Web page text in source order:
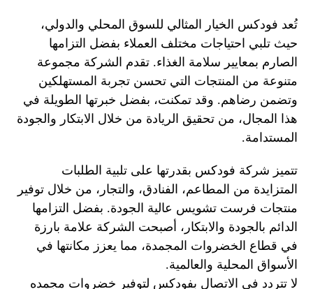
تُعد فودكس الخيار المثالي للسوق المحلي والدولي،
حيث تلبي احتياجات مختلف العملاء بفضل التزامها
الصارم بمعايير سلامة الغذاء. تقدم الشركة مجموعة
متنوعة من المنتجات التي تحسن تجربة المستهلكين
وتضمن رضاهم. وقد تمكنت، بفضل خبرتها الطويلة في
هذا المجال، من تحقيق الريادة من خلال الابتكار والجودة
المستدامة.
تتميز شركة فودكس بقدرتها على تلبية الطلبات
المتزايدة من المطاعم، الفنادق، والتجار، من خلال توفير
منتجات فرست تشويس عالية الجودة. بفضل التزامها
الدائم بالجودة والابتكار، أصبحت الشركة علامة بارزة
في قطاع الخضروات المجمدة، مما يعزز مكانتها في
الأسواق المحلية والعالمية.
لا تتردد في الاتصال بفودكس لتوفير خضروات مجمده